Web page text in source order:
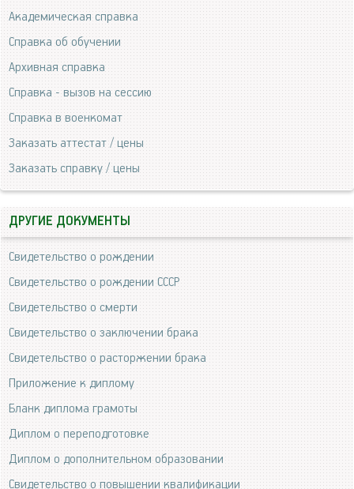
Академическая справка
Справка об обучении
Архивная справка
Справка - вызов на сессию
Справка в военкомат
Заказать аттестат / цены
Заказать справку / цены
ДРУГИЕ ДОКУМЕНТЫ
Свидетельство о рождении
Свидетельство о рождении СССР
Свидетельство о смерти
Свидетельство о заключении брака
Свидетельство о расторжении брака
Приложение к диплому
Бланк диплома грамоты
Диплом о переподготовке
Диплом о дополнительном образовании
Свидетельство о повышении квалификации